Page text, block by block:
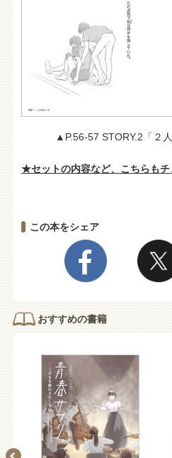
▲P.56-57 STORY.2「２
★セットの内容など、こちらもチ
この本をシェア
おすすめの書籍